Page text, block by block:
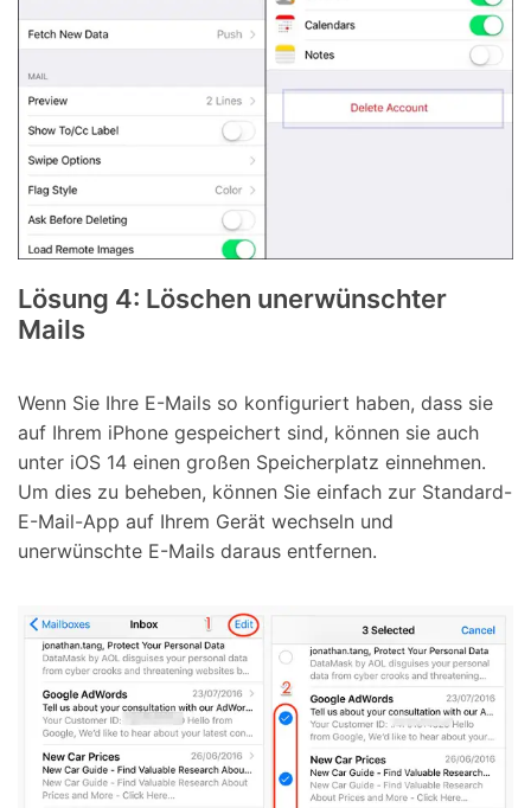
Lösung 4: Löschen unerwünschter
Mails
Wenn Sie Ihre E-Mails so konfiguriert haben, dass sie
auf Ihrem iPhone gespeichert sind, können sie auch
unter iOS 14 einen großen Speicherplatz einnehmen.
Um dies zu beheben, können Sie einfach zur Standard-
E-Mail-App auf Ihrem Gerät wechseln und
unerwünschte E-Mails daraus entfernen.